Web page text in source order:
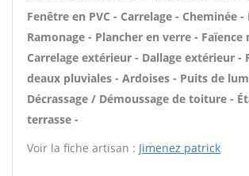
Fenêtre en PVC - Carrelage - Cheminée
Ramonage - Plancher en verre - Faïence
Carrelage extérieur - Dallage extérieur -
deaux pluviales - Ardoises - Puits de
Décrassage / Démoussage de toiture -
terrasse -
Voir la fiche artisan : Jimenez patrick